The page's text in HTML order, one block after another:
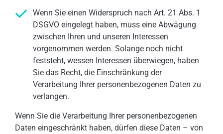
Wenn Sie einen Widerspruch nach Art. 21 Abs. 1
DSGVO eingelegt haben, muss eine Abwägung
zwischen Ihren und unseren Interessen
vorgenommen werden. Solange noch nicht
feststeht, wessen Interessen überwiegen, haben
Sie das Recht, die Einschränkung der
Verarbeitung Ihrer personenbezogenen Daten zu
verlangen.
Wenn Sie die Verarbeitung Ihrer personenbezogenen
Daten eingeschränkt haben, dürfen diese Daten – von